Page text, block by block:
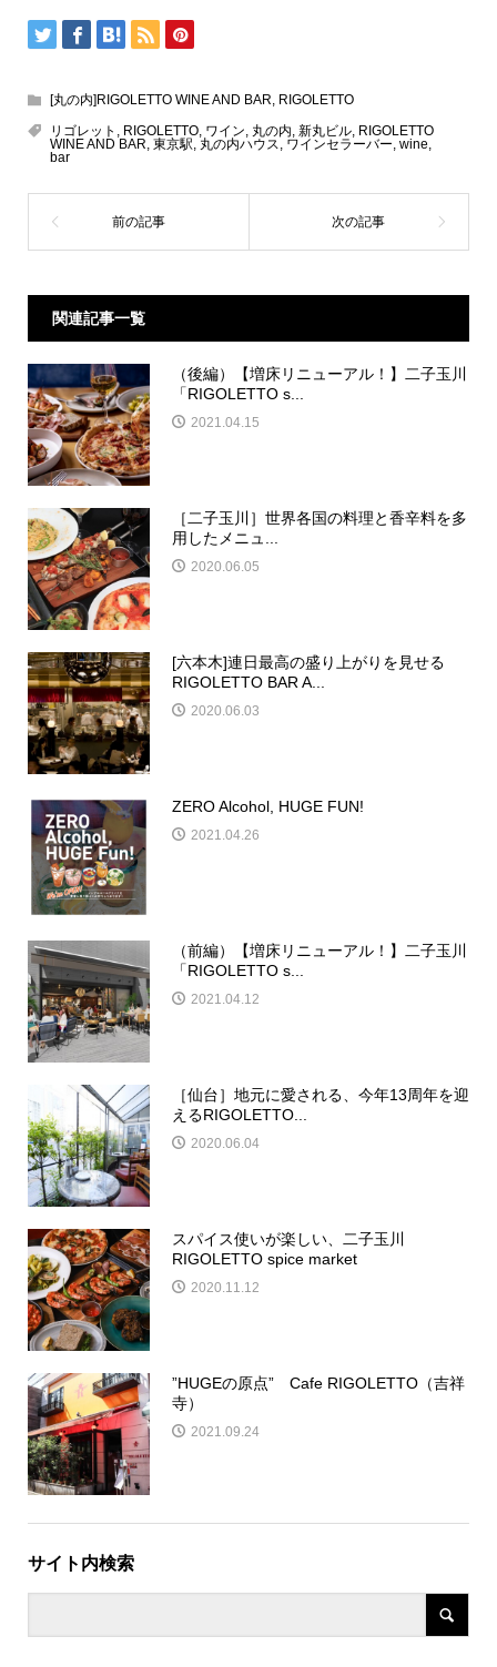
[丸の内]RIGOLETTO WINE AND BAR, RIGOLETTO
リゴレット , RIGOLETTO, ワイン, 丸の内, 新丸ビル, RIGOLETTO
WINE AND BAR, 東京駅, 丸の内ハウス, ワインセラーバー, wine,
bar
関連記事一覧
（後編）【増床リニューアル！】二子玉川
「RIGOLETTO s...
2021.04.15
［二子玉川］世界各国の料理と香辛料を多
用したメニュ...
2020.06.05
[六本木]連日最高の盛り上がりを見せる
RIGOLETTO BAR A...
2020.06.03
ZERO Alcohol, HUGE FUN!
2021.04.26
（前編）【増床リニューアル！】二子玉川
「RIGOLETTO s...
2021.04.12
［仙台］地元に愛される、今年13周年を迎
えるRIGOLETTO...
2020.06.04
スパイス使いが楽しい、二子玉川
RIGOLETTO spice market
2020.11.12
”HUGEの原点” Cafe RIGOLETTO（吉祥
寺）
2021.09.24
サイト内検索